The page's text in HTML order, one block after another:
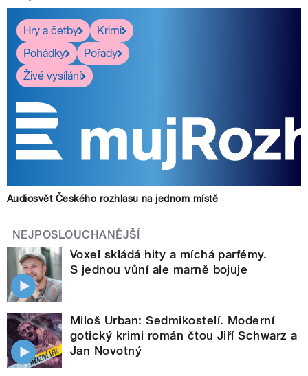
Hry a četby
Krimi
Pohádky
Pořady
Živé vysílání
Audiosvět Českého rozhlasu na jednom místě
NEJPOSLOUCHANĚJŠÍ
Voxel skládá hity a míchá parfémy.
S jednou vůní ale marně bojuje
Miloš Urban: Sedmikostelí. Moderní
gotický krimi román čtou Jiří Schwarz a
Jan Novotný